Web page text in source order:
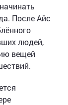
После Айс
людей,
вещей